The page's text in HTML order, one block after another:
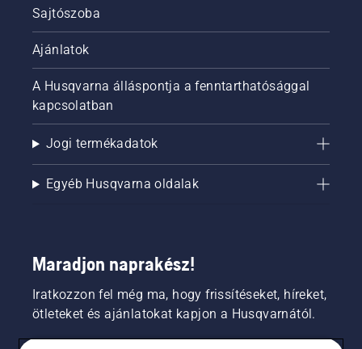
Sajtószoba
Ajánlatok
A Husqvarna álláspontja a fenntarthatósággal
kapcsolatban
Jogi termékadatok
Egyéb Husqvarna oldalak
Maradjon naprakész!
Iratkozzon fel még ma, hogy frissítéseket, híreket,
ötleteket és ajánlatokat kapjon a Husqvarnától.